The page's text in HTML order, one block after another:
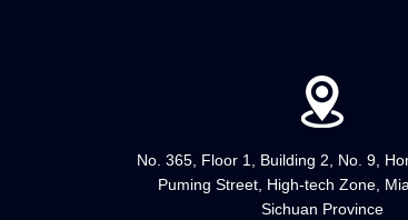
No. 365, Floor 1, Building 2, No. 9,
Puming Street, High-tech Zone,
Sichuan Province